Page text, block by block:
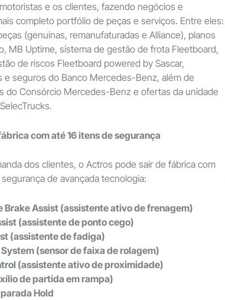
e os clientes, fazendo negócios e
completo portfólio de peças e serviços. Entre eles:
(genuínas, remanufaturadas e Alliance), planos
MB Uptime, sistema de gestão de frota Fleetboard,
de riscos Fleetboard powered by Sascar,
e seguros do Banco Mercedes-Benz, além de
do Consórcio Mercedes-Benz e ofertas da unidade
com até 16 itens de segurança
dos clientes, o Actros pode sair de fábrica com
de avançada tecnologia:
Brake Assist (assistente ativo de frenagem)
(assistente de ponto cego)
(assistente de fadiga)
(sensor de faixa de rolagem)
(assistente ativo de proximidade)
de partida em rampa)
Hold